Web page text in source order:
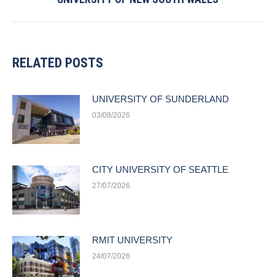
RELATED POSTS
UNIVERSITY OF SUNDERLAND
03/08/2026
CITY UNIVERSITY OF SEATTLE
27/07/2026
RMIT UNIVERSITY
24/07/2026